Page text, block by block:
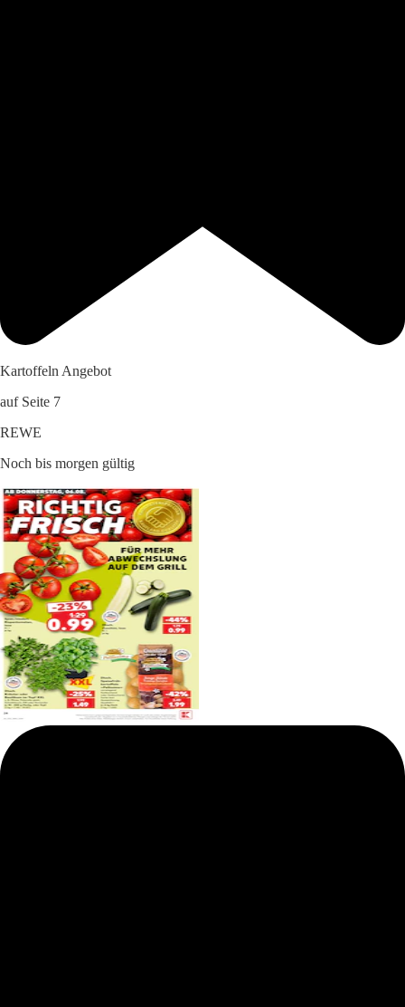
Kartoffeln Angebot
auf Seite 7
REWE
Noch bis morgen gültig